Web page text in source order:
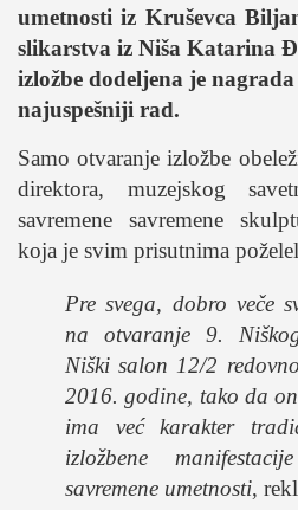
fakulteti
studentski život
zdravlje
kolumna
sdl podkast
o nama
impresum
kontakt
umetnosti iz Kruševca
slikarstva iz Niša Katarina
izložbe dodeljena je
najuspešniji rad.
Samo otvaranje izložbe
direktora, muzejskog
savremene savremene
koja je svim prisutnima
Pre svega, dobro veče
na otvaranje 9.
Niški salon 12/2
2016. godine, tako da
ima već karakter
izložbene
savremene umetnosti,